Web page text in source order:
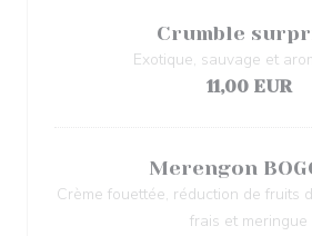
Crumble
Exotique, sauvage et
11,00 EUR
Merengon
Crème fouettée, réduction de fruits
frais et meringue